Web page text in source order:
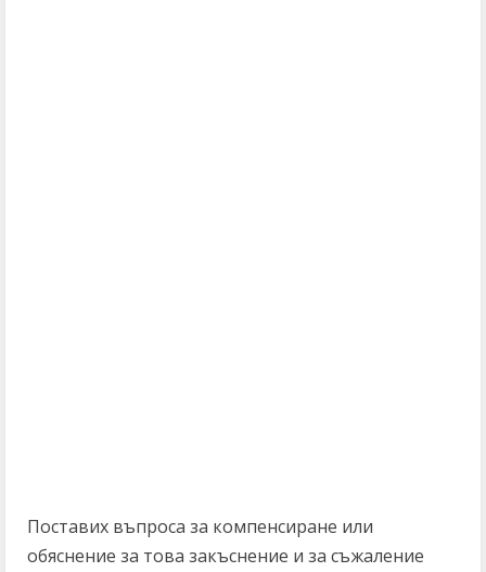
Поставих въпроса за компенсиране или
обяснение за това закъснение и за съжаление